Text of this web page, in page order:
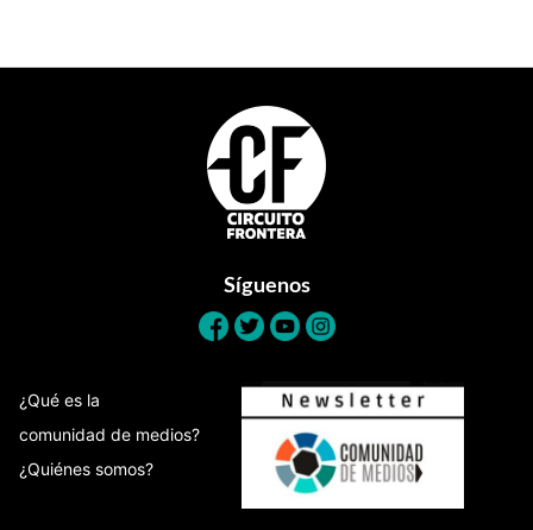
Síguenos
¿Qué es la
comunidad de medios?
¿Quiénes somos?